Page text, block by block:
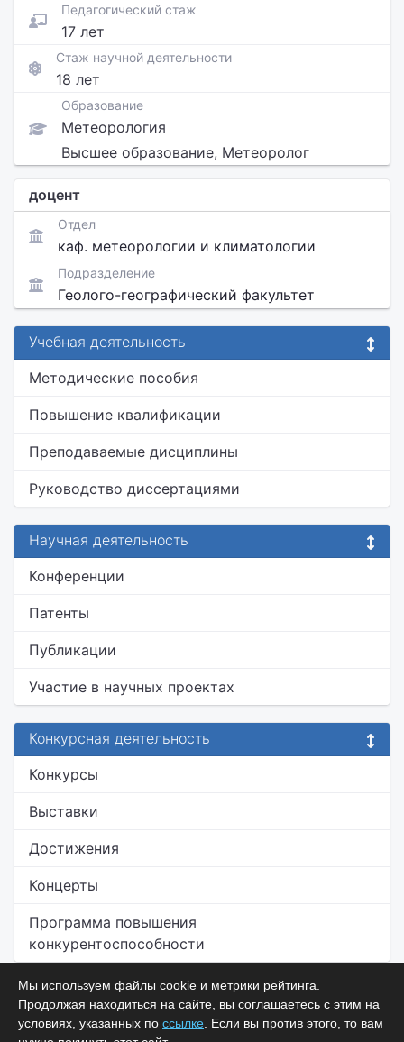
Педагогический стаж
17 лет
Стаж научной деятельности
18 лет
Образование
Метеорология
Высшее образование, Метеоролог
доцент
Отдел
каф. метеорологии и климатологии
Подразделение
Геолого-географический факультет
Учебная деятельность
Методические пособия
Повышение квалификации
Преподаваемые дисциплины
Руководство диссертациями
Научная деятельность
Конференции
Патенты
Публикации
Участие в научных проектах
Конкурсная деятельность
Конкурсы
Выставки
Достижения
Концерты
Программа повышения
конкурентоспособности
Мы используем файлы cookie и метрики рейтинга.
Продолжая находиться на сайте, вы соглашаетесь с этим на
условиях, указанных по ссылке . Если вы против этого, то вам